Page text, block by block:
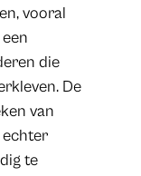
vooral
die
De
van
te